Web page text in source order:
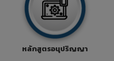
หลักสูตรอนุปริญญา